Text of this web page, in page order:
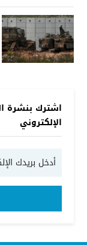
اشترك بنشرة
الإلكتروني